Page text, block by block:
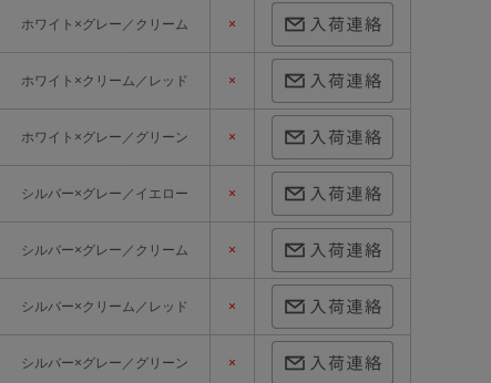
ホワイト×グレー／クリーム ×
ホワイト×クリーム／レッド ×
ホワイト×グレー／グリーン ×
シルバー×グレー／イエロー ×
シルバー×グレー／クリーム ×
シルバー×クリーム／レッド ×
シルバー×グレー／グリーン ×